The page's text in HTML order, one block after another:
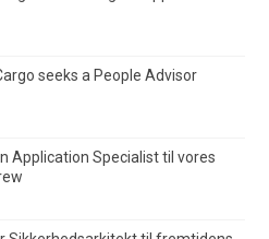
seeks a People Advisor
Application Specialist til vores